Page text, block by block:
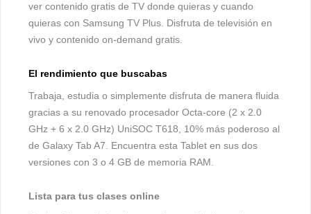
ver contenido gratis de TV donde quieras y cuando
quieras con Samsung TV Plus. Disfruta de televisión en
vivo y contenido on-demand gratis.
El rendimiento que buscabas
Trabaja, estudia o simplemente disfruta de manera fluida
gracias a su renovado procesador Octa-core (2 x 2.0
GHz + 6 x 2.0 GHz) UniSOC T618, 10% más poderoso al
de Galaxy Tab A7. Encuentra esta Tablet en sus dos
versiones con 3 o 4 GB de memoria RAM.
Lista para tus clases online